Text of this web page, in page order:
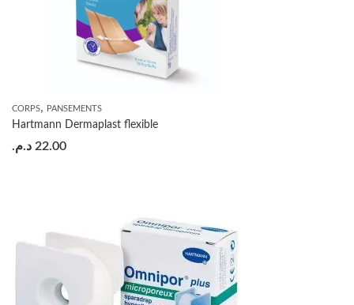
CORPS, PANSEMENTS
Hartmann Dermaplast flexible
22.00 د.م.